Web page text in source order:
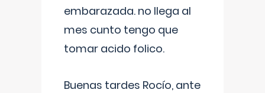
embarazada. no llega al
mes cunto tengo que
tomar acido folico.
Buenas tardes Rocío, ante